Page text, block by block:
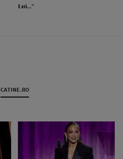
Lui...”
CATINE.RO